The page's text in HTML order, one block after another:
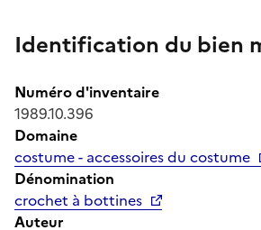
Identification du bien
Numéro d'inventaire
1989.10.396
Domaine
costume - accessoires du costume
Dénomination
crochet à bottines
Auteur